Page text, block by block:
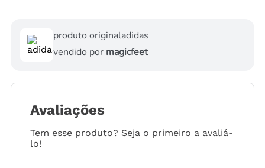
produto originaladidas
vendido por magicfeet
Avaliações
Tem esse produto? Seja o primeiro a avaliá-
lo!